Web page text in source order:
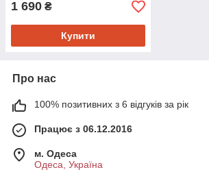
1 690 ₴
Купити
Про нас
100% позитивних з 6 відгуків за рік
Працює з 06.12.2016
м. Одеса
Одеса, Україна